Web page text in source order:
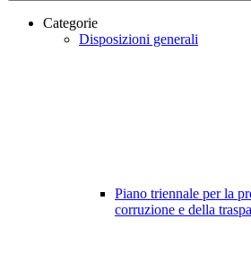
Categorie
Disposizioni generali
Piano triennale per la
corruzione e della